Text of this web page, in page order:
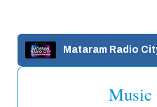
Mataram Radio
Music